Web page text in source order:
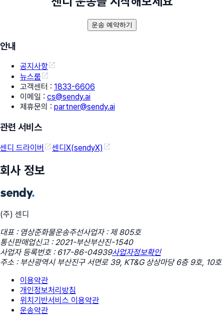
운송 예약하기
안내
공지사항
뉴스룸
고객센터 : 1833-6606
이메일 : cs@sendy.ai
제휴문의 : partner@sendy.ai
관련 서비스
센디 드라이버 센디X(sendyX)
회사 정보
(주) 센디
대표 : 염상준화물운송주선사업자 : 제 805호
통신판매업신고 : 2021-부산부산진-1540
사업자 등록번호 : 617-86-04939사업자정보확인
주소 : 부산광역시 부산진구 서면로 39, KT&G 상상마당 6층 9호, 10호
이용약관
개인정보처리방침
위치기반서비스 이용약관
운송약관